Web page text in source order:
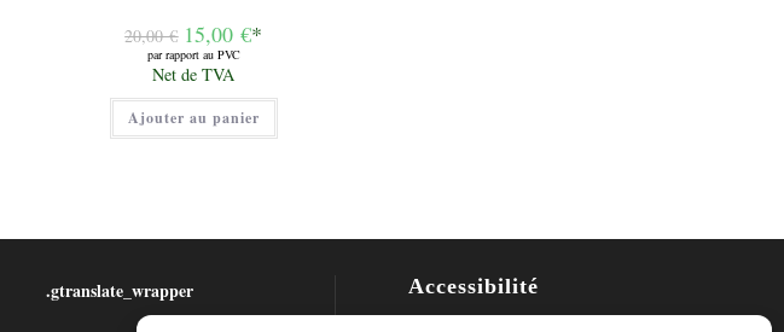
20,00€ Le
prix
initial
était :
20,00 €.
15,00€*
par rapport au PVC
Le
prix
actuel
est :
15,00 €.
Net de TVA
Ajouter au panier
.gtranslate_wrapper Accessibilité